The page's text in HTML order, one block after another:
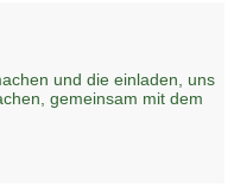
und die einladen, uns
gemeinsam mit dem